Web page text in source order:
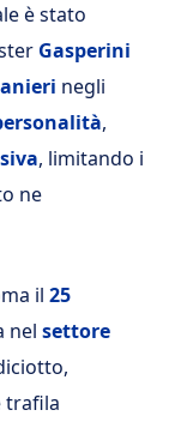
è stato
Gasperini
negli
,
, limitando i
ne
il 25
nel settore
trafila